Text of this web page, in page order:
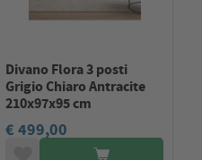
Divano Flora 3 posti
Grigio Chiaro Antracite
210x97x95 cm
€ 499,00